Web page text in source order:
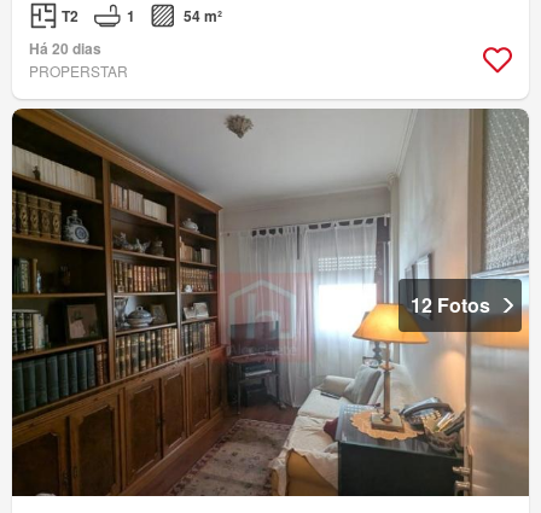
T2 1
54 m²
Há 20 dias
PROPERSTAR
12 Fotos